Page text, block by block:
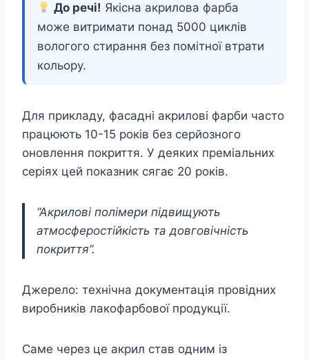
До речі! Якісна акрилова фарба
може витримати понад 5000 циклів
вологого стирання без помітної втрати
кольору.
Для прикладу, фасадні акрилові фарби часто
працюють 10-15 років без серйозного
оновлення покриття. У деяких преміальних
серіях цей показник сягає 20 років.
“Акрилові полімери підвищують
атмосферостійкість та довговічність
покриття”.
Джерело: технічна документація провідних
виробників лакофарбової продукції.
Саме через це акрил став одним із